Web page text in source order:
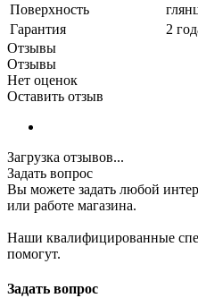
Поверхность
Гарантия
2
Отзывы
Отзывы
Нет оценок
Оставить отзыв
Загрузка отзывов...
Задать вопрос
Вы можете задать любой
или работе магазина.
Наши квалифицированные
помогут.
Задать вопрос